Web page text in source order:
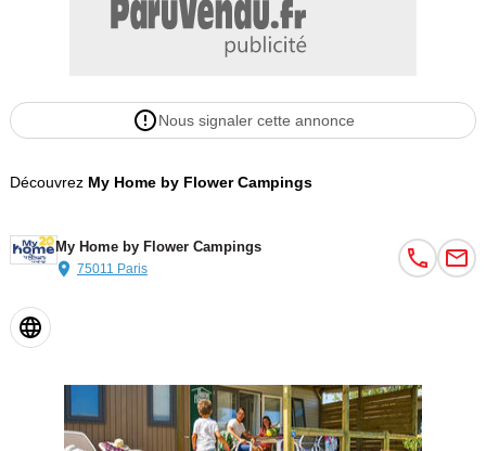
Nous signaler cette annonce
Découvrez My Home by Flower Campings
My Home by Flower Campings
75011 Paris